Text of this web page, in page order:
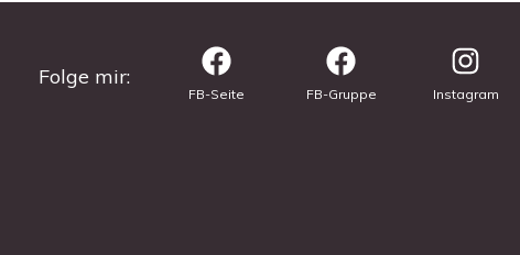
Folge mir:
FB-Seite FB-Gruppe Instagram